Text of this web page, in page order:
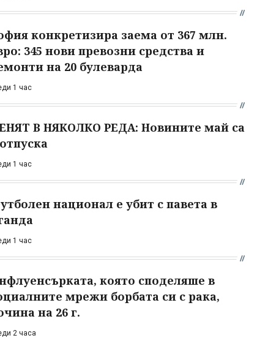
конкретизира заема от 367 млн.
345 нови превозни средства и
на 20 булеварда
1 час
В НЯКОЛКО РЕДА: Новините май са
1 час
национал е убит с павета в
1 час
която споделяше в
мрежи борбата си с рака,
на 26 г.
2 часа